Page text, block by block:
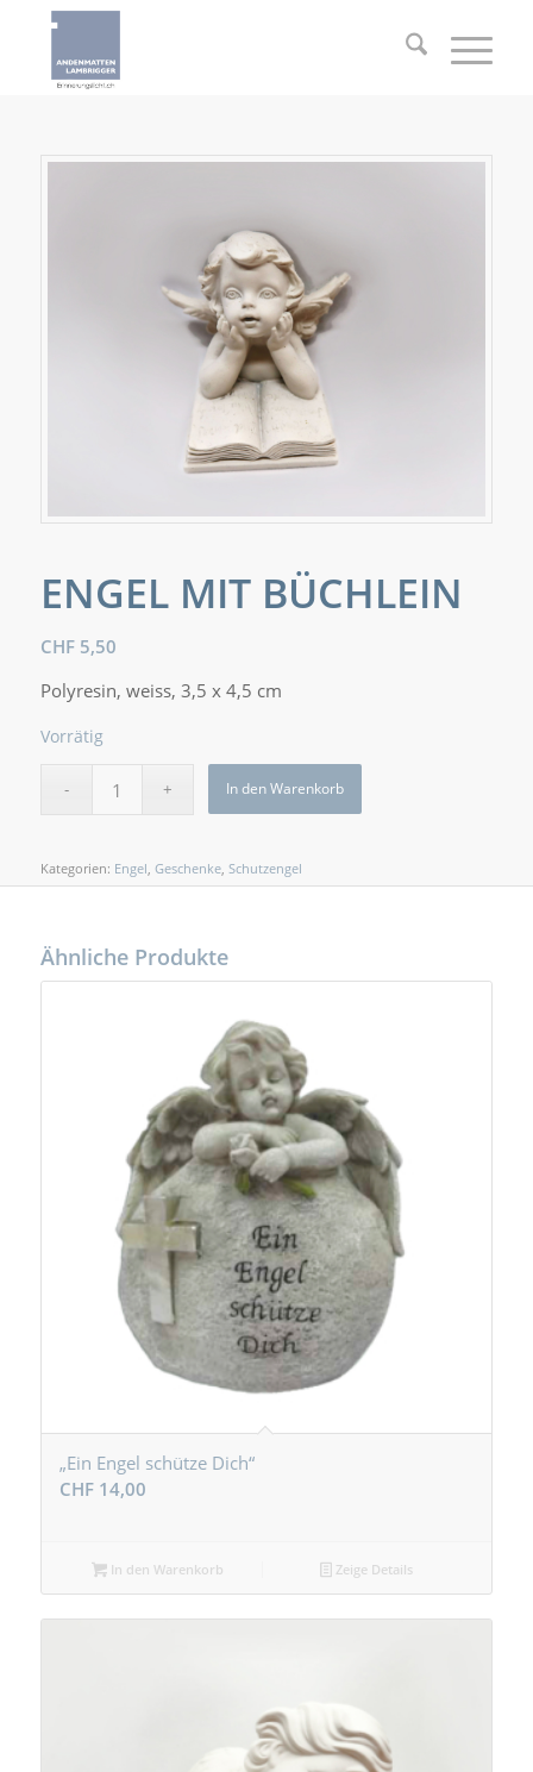
ENGEL MIT BÜCHLEIN
CHF5,50
Polyresin, weiss, 3,5 x 4,5 cm
Vorrätig
In den Warenkorb
Kategorien: Engel, Geschenke, Schutzengel
Ähnliche Produkte
„Ein Engel schütze Dich“
CHF14,00
In den Warenkorb Zeige Details